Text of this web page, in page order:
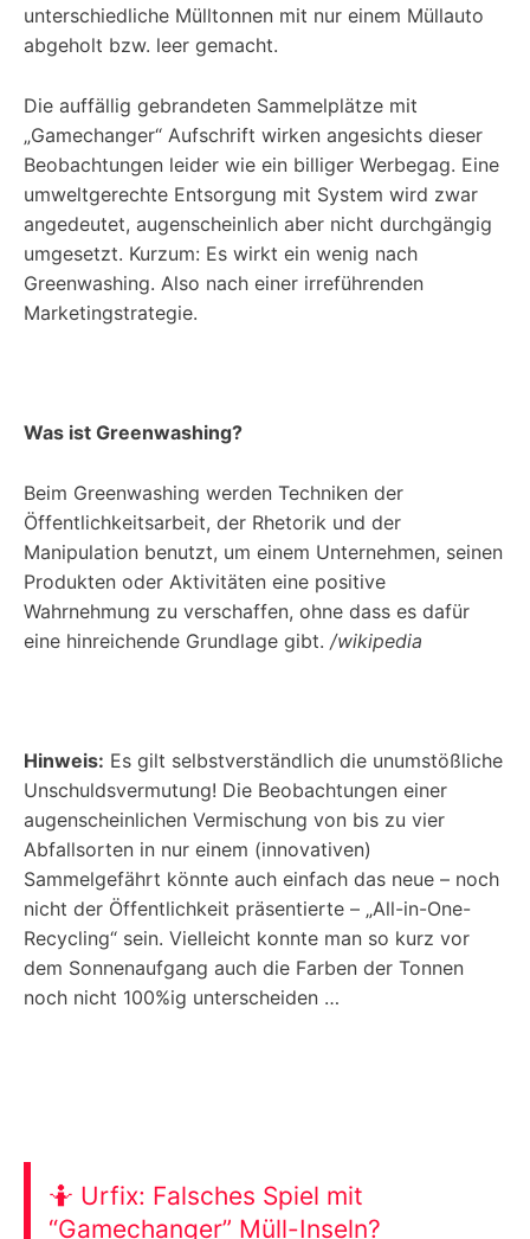
unterschiedliche Mülltonnen mit nur einem Müllauto
abgeholt bzw. leer gemacht.
Die auffällig gebrandeten Sammelplätze mit
„Gamechanger“ Aufschrift wirken angesichts dieser
Beobachtungen leider wie ein billiger Werbegag. Eine
umweltgerechte Entsorgung mit System wird zwar
angedeutet, augenscheinlich aber nicht durchgängig
umgesetzt. Kurzum: Es wirkt ein wenig nach
Greenwashing. Also nach einer irreführenden
Marketingstrategie.
Was ist Greenwashing?
Beim Greenwashing werden Techniken der
Öffentlichkeitsarbeit, der Rhetorik und der
Manipulation benutzt, um einem Unternehmen, seinen
Produkten oder Aktivitäten eine positive
Wahrnehmung zu verschaffen, ohne dass es dafür
eine hinreichende Grundlage gibt. /wikipedia
Hinweis: Es gilt selbstverständlich die unumstößliche
Unschuldsvermutung! Die Beobachtungen einer
augenscheinlichen Vermischung von bis zu vier
Abfallsorten in nur einem (innovativen)
Sammelgefährt könnte auch einfach das neue – noch
nicht der Öffentlichkeit präsentierte – „All-in-One-
Recycling“ sein. Vielleicht konnte man so kurz vor
dem Sonnenaufgang auch die Farben der Tonnen
noch nicht 100%ig unterscheiden …
🤷 Urfix: Falsches Spiel mit
“Gamechanger” Müll-Inseln?